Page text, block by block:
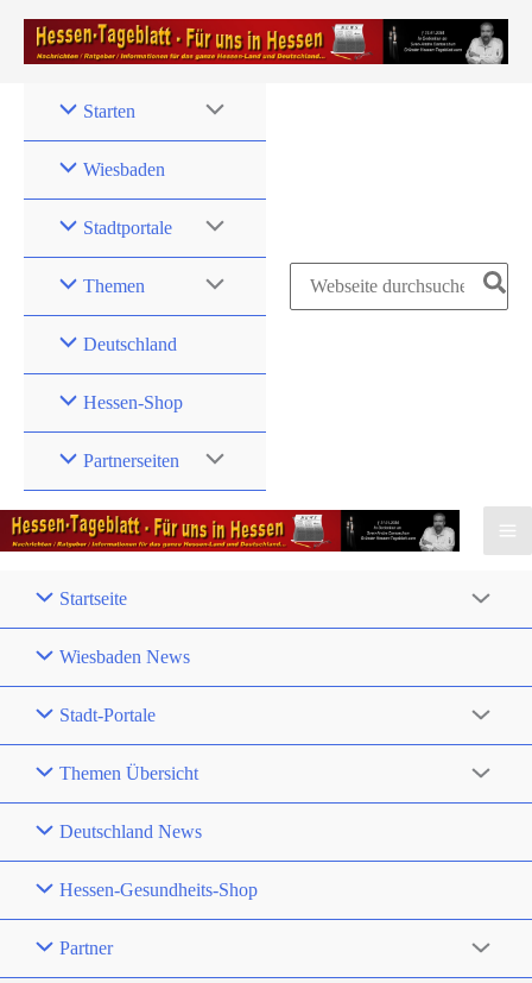
Zum
Inhalt
Starten
Wiesbaden
Stadtportale
Themen
Deutschland
Hessen-Shop
Partnerseiten
Search
Startseite
Wiesbaden News
Stadt-Portale
Themen Übersicht
Deutschland News
Hessen-Gesundheits-Shop
Partner